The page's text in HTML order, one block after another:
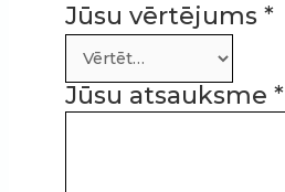
Jūsu vērtējums*
Jūsu atsauksme*